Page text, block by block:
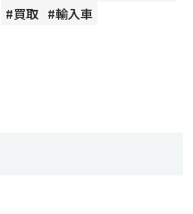
#買取 #輸入車